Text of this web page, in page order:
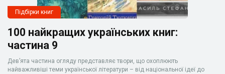
Підбірки книг
100 найкращих українських книг:
частина 9
Дев’ята частина огляду представляє твори, що охоплюють
найважливіші теми української літератури – від національної ідеї до